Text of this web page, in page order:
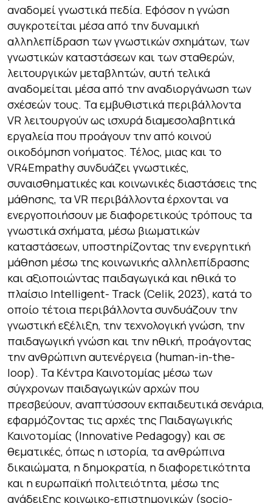
αναδομεί γνωστικά πεδία. Εφόσον η γνώση
συγκροτείται μέσα από την δυναμική
αλληλεπίδραση των γνωστικών σχημάτων, των
γνωστικών καταστάσεων και των σταθερών,
λειτουργικών μεταβλητών, αυτή τελικά
αναδομείται μέσα από την αναδιοργάνωση των
σχέσεών τους. Τα εμβυθιστικά περιβάλλοντα
VR λειτουργούν ως ισχυρά διαμεσολαβητικά
εργαλεία που προάγουν την από κοινού
οικοδόμηση νοήματος. Τέλος, μιας και το
VR4Empathy συνδυάζει γνωστικές,
συναισθηματικές και κοινωνικές διαστάσεις της
μάθησης, τα VR περιβάλλοντα έρχονται να
ενεργοποιήσουν με διαφορετικούς τρόπους τα
γνωστικά σχήματα, μέσω βιωματικών
καταστάσεων, υποστηρίζοντας την ενεργητική
μάθηση μέσω της κοινωνικής αλληλεπίδρασης
και αξιοποιώντας παιδαγωγικά και ηθικά το
πλαίσιο Intelligent- Track (Celik, 2023), κατά το
οποίο τέτοια περιβάλλοντα συνδυάζουν την
γνωστική εξέλιξη, την τεχνολογική γνώση, την
παιδαγωγική γνώση και την ηθική, προάγοντας
την ανθρώπινη αυτενέργεια (human-in-the-
loop). Τα Κέντρα Καινοτομίας μέσω των
σύγχρονων παιδαγωγικών αρχών που
πρεσβεύουν, αναπτύσσουν εκπαιδευτικά σενάρια,
εφαρμόζοντας τις αρχές της Παιδαγωγικής
Καινοτομίας (Innovative Pedagogy) και σε
θεματικές, όπως η ιστορία, τα ανθρώπινα
δικαιώματα, η δημοκρατία, η διαφορετικότητα
και η ευρωπαϊκή πολιτειότητα, μέσω της
ανάδειξης κοινωικο-επιστημονικών (socio-